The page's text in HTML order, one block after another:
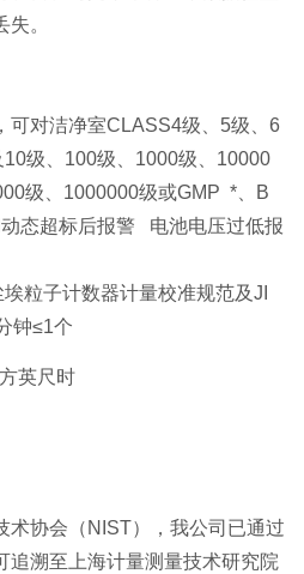
。
可对洁净室CLASS4级、5级、6
级、100级、1000级、10000
级、1000000级或GMP *、B
态超标后报警 电池电压过低报
粒子计数器计量校准规范及JI
钟≤1个
英尺时
术协会（NIST），我公司已通过
追溯至上海计量测量技术研究院